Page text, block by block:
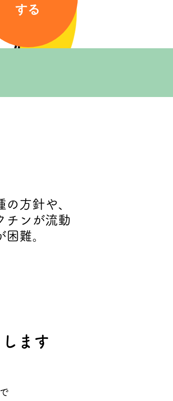
する
の方針や、
チンが流動
難。
ます